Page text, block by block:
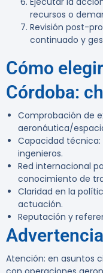
recursos o
Revisión post-
continuado y
Cómo
Córdoba:
Comprobación de
aeronáutica/
Capacidad
ingenieros.
Red internacional
conocimiento de
Claridad en la
actuación.
Reputación y
Atención: en asuntos